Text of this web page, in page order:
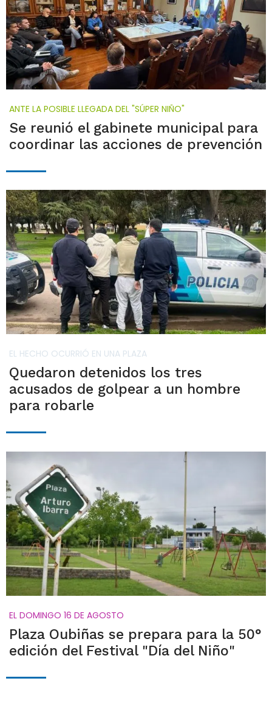
ANTE LA POSIBLE LLEGADA DEL "SÚPER NIÑO"
Se reunió el gabinete municipal para
coordinar las acciones de prevención
EL HECHO OCURRIÓ EN UNA PLAZA
Quedaron detenidos los tres
acusados de golpear a un hombre
para robarle
EL DOMINGO 16 DE AGOSTO
Plaza Oubiñas se prepara para la 50°
edición del Festival "Día del Niño"